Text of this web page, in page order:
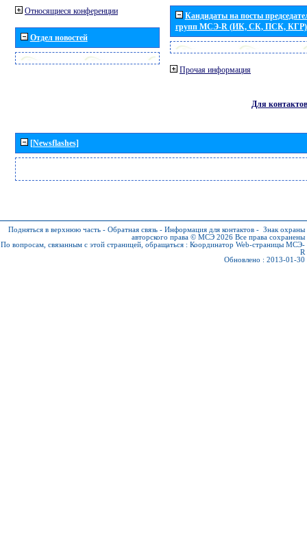
Относящиеся конференции
Отдел новостей
Кандидаты на посты
групп МСЭ-R (ИК, СК, ПСК, КГР)
Прочая информация
Для контактов
[Newsflashes]
Подняться в верхнюю часть - Обратная связь - Информация для контактов - Знак охраны
авторского права © МСЭ 2026 Все права сохранены
По вопросам, связанным с этой страницей, обращаться : Координатор Web-страницы МСЭ-
R
Обновлено : 2013-01-30